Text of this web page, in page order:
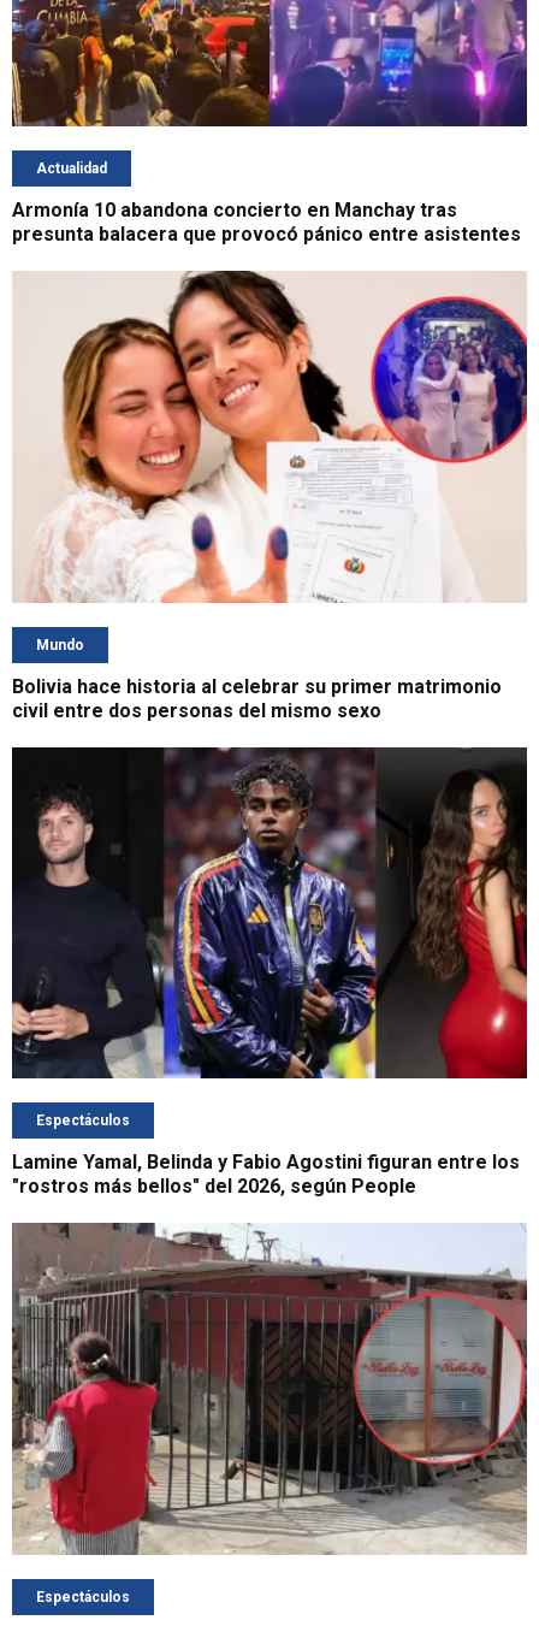
Actualidad
Armonía 10 abandona concierto en Manchay tras
presunta balacera que provocó pánico entre asistentes
Mundo
Bolivia hace historia al celebrar su primer matrimonio
civil entre dos personas del mismo sexo
Espectáculos
Lamine Yamal, Belinda y Fabio Agostini figuran entre los
"rostros más bellos" del 2026, según People
Espectáculos